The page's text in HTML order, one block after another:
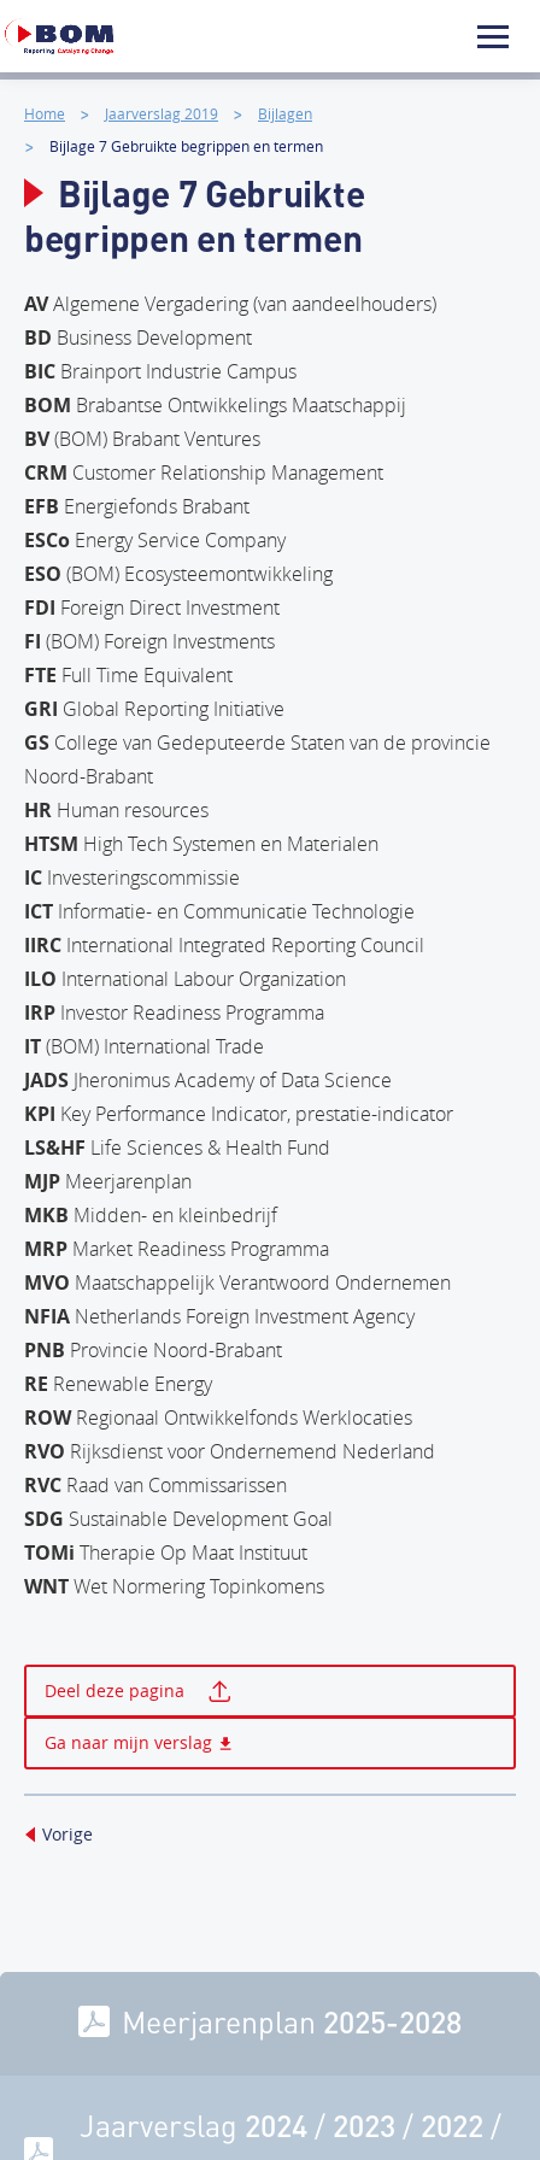
Home Jaarverslag 2019
Bijlagen
Bijlage 7 Gebruikte begrippen en termen
Bijlage 7 Gebruikte
begrippen en termen
AVAlgemene Vergadering (van aandeelhouders)
BD Business Development
BIC Brainport Industrie Campus
BOM Brabantse Ontwikkelings Maatschappij
BV(BOM) Brabant Ventures
CRM Customer Relationship Management
EFB Energiefonds Brabant
ESCo Energy Service Company
ESO (BOM) Ecosysteemontwikkeling
FDI Foreign Direct Investment
FI (BOM) Foreign Investments
FTE Full Time Equivalent
GRI Global Reporting Initiative
GS College van Gedeputeerde Staten van de provincie
Noord-Brabant
HR Human resources
HTSM High Tech Systemen en Materialen
IC Investeringscommissie
ICT Informatie- en Communicatie Technologie
IIRC International Integrated Reporting Council
ILO International Labour Organization
IRP Investor Readiness Programma
IT(BOM) International Trade
JADS Jheronimus Academy of Data Science
KPI Key Performance Indicator, prestatie-indicator
LS&HF Life Sciences & Health Fund
MJP Meerjarenplan
MKB Midden- en kleinbedrijf
MRP Market Readiness Programma
MVO Maatschappelijk Verantwoord Ondernemen
NFIA Netherlands Foreign Investment Agency
PNB Provincie Noord-Brabant
RE Renewable Energy
ROWRegionaal Ontwikkelfonds Werklocaties
RVO Rijksdienst voor Ondernemend Nederland
RVC Raad van Commissarissen
SDG Sustainable Development Goal
TOMi Therapie Op Maat Instituut
WNTWet Normering Topinkomens
Deel deze pagina
Ga naar mijn verslag
Vorige
Meerjarenplan 2025-2028
Jaarverslag 2024/ 2023 / 2022 /